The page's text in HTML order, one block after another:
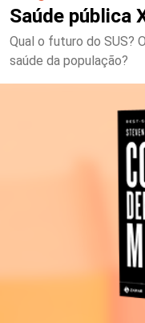
Saúde pública
Qual o futuro do SUS?
saúde da população?